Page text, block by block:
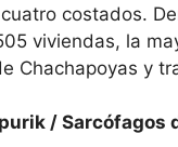
costados.
viviendas, la
Chachapoyas y
/ Sarcófagos